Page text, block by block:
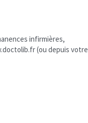
infirmières,
(ou depuis votre